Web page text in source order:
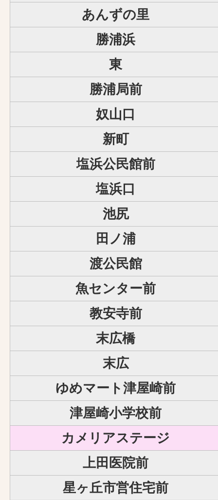
あんずの里
勝浦浜
東
勝浦局前
奴山口
新町
塩浜公民館前
塩浜口
池尻
田ノ浦
渡公民館
魚センター前
教安寺前
末広橋
末広
ゆめマート津屋崎前
津屋崎小学校前
カメリアステージ
上田医院前
星ヶ丘市営住宅前